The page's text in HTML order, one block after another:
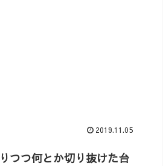
2019.11.05
つつ何とか切り抜けた台